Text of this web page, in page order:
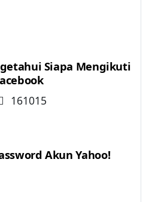
Siapa Mengikuti
161015
Akun Yahoo!